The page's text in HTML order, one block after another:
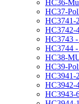
HC36-
HC37-
HC3741-
HC3742-
HC3743
HC3744
HC38-
HC39-
HC3941-
HC3942-
HC3943-